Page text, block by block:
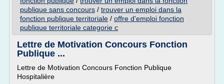
publique sans concours / trouver un emploi dans la
fonction publique territoriale / offre d'emploi fonction
publique territoriale categorie c
Lettre de Motivation Concours Fonction
Publique ...
Lettre de Motivation Concours Fonction Publique
Hospitalière